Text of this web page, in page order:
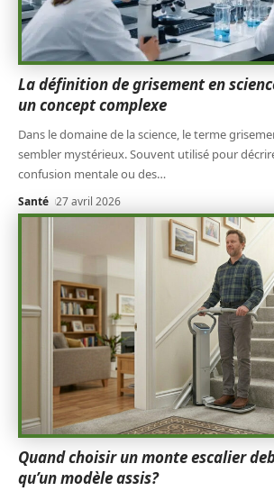
La définition de grisement en
un concept complexe
Dans le domaine de la science, le terme
sembler mystérieux. Souvent utilisé pour
confusion mentale ou des…
Santé 27 avril 2026
Quand choisir un monte escalier
qu’un modèle assis?